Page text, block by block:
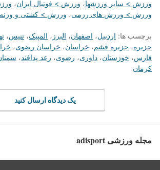
ورزش > سایر ورزشها، ورزش > فوتبال ایران،
ورزش > ورزش های رزمی، ورزش > کشتی و وزنه
برچسب ها: اردبیل، اصفهان، البرز ، المپیک، تنیس،
جزیره، جزیره قشم، خراسان، خراسان رضوی،
فارس، خوزستان، داوری، رضوی، رعد پدافند،
کرمان
یک دیدگاه ارسال کنید
مجله ورزشی adisport